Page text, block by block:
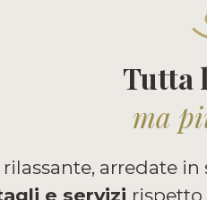
Tutta
ma
arredate
e servizi rispetto